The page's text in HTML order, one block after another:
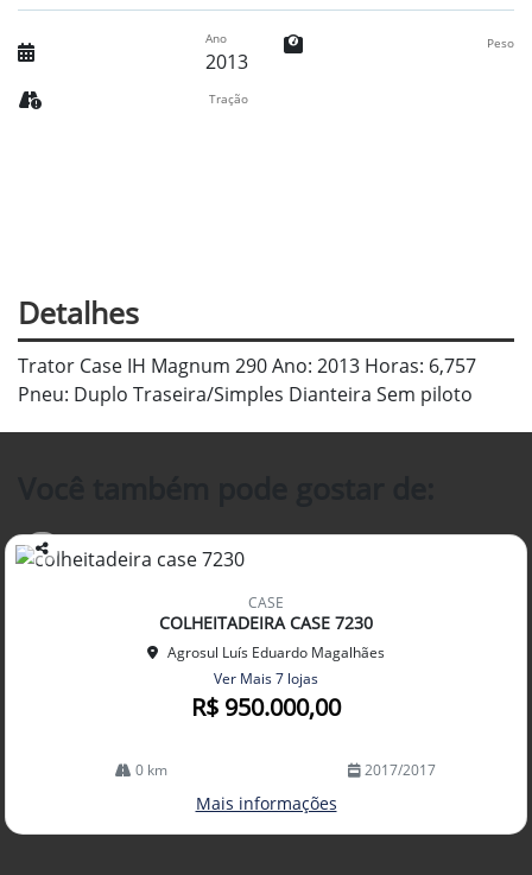
Ano
2013
Peso
Tração
Detalhes
Trator Case IH Magnum 290 Ano: 2013 Horas: 6,757
Pneu: Duplo Traseira/Simples Dianteira Sem piloto
Co
CASE
COLHEITADEIRA CASE 7230
Agrosul Luís Eduardo Magalhães
Ver Mais 7 lojas
R$ 950.000,00
0 km 2017/2017
Mais informações